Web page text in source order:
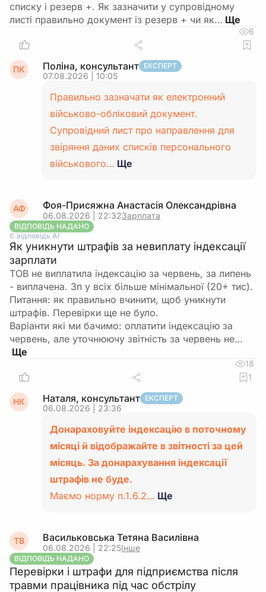
списку і резерв +. Як зазначити у супровідному
листі правильно документ із резерв + чи як…
6
ПК Поліна, консультант ЕКСПЕРТ
07.08.2026 | 10:05
Правильно зазначати як електронний
військово-обліковий документ.
Супровідний лист про направлення для
звіряння даних списків персонального
військового… Ще
АФ Фоя-Присяжна Анастасія Олександрівна
06.08.2026 | 22:32Зарплата
ВІДПОВІДЬ НАДАНО
Є відповідь АІ
Як уникнути штрафів за невиплату індексації
зарплати
ТОВ не виплатила індексацію за червень, за липень
- виплачена. Зп у всіх більше мінімальної (20+ тис).
Питання: як правильно вчинити, щоб уникнути
штрафів. Перевірки ще не було.
Варіанти які ми бачимо: оплатити індексацію за
червень, але уточнюючу звітність за червень не…
18
1
НК Наталя, консультант ЕКСПЕРТ
06.08.2026 | 23:36
Донараховуйте індексацію в поточному
місяці й відображайте в звітності за цей
місяць. За донарахування індексації
штрафів не буде.
Маємо норму п.1.6.2… Ще
ТВ Васильковська Тетяна Василiвна
06.08.2026 | 22:25Інше
ВІДПОВІДЬ НАДАНО
Перевірки і штрафи для підприємства після
травми працівника під час обстрілу